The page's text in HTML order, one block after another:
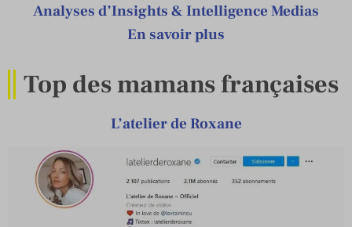
Analyses d’Insights & Intelligence Medias
En savoir plus
Top des mamans françaises
L’atelier de Roxane